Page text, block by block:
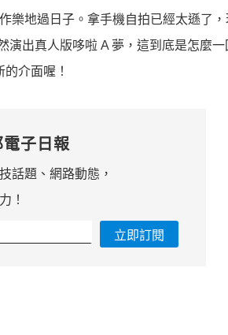
樂地過日子。拿手機自拍已經太遜了，
出真人版哆啦 A 夢，這到底是怎麼一
介面喔！
子日報
話題、網路動態，
！
立即訂閱